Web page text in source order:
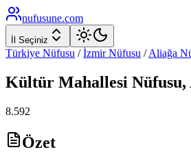
nufusune.com
İl Seçiniz
Türkiye Nüfusu / İzmirNüfusu / Aliağa
Kültür Mahallesi Nüfusu,
8.592
Özet